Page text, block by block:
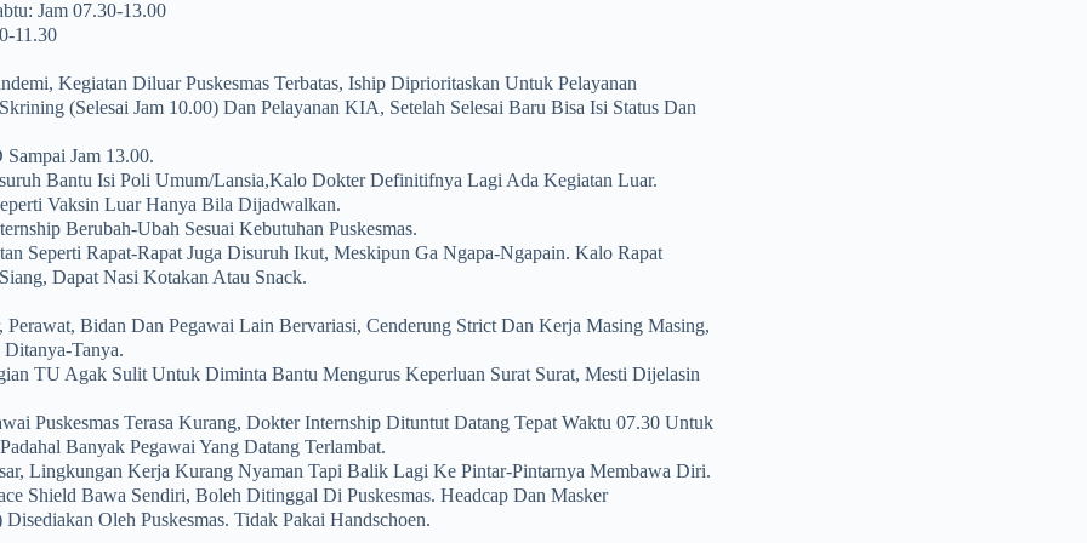
Jam 07.30-13.00
11.30
Kegiatan Diluar Puskesmas Terbatas, Iship Diprioritaskan Untuk Pelayanan
(selesai Jam 10.00) Dan Pelayanan KIA, Setelah Selesai Baru Bisa Isi Status Dan
Jam 13.00.
Bantu Isi Poli Umum/lansia,kalo Dokter Definitifnya Lagi Ada Kegiatan Luar.
Vaksin Luar Hanya Bila Dijadwalkan.
Berubah-Ubah Sesuai Kebutuhan Puskesmas.
Seperti Rapat-Rapat Juga Disuruh Ikut, Meskipun Ga Ngapa-Ngapain. Kalo Rapat
Dapat Nasi Kotakan Atau Snack.
Perawat, Bidan Dan Pegawai Lain Bervariasi, Cenderung Strict Dan Kerja Masing Masing,
Tanya.
TU Agak Sulit Untuk Diminta Bantu Mengurus Keperluan Surat Surat, Mesti Dijelasin
Puskesmas Terasa Kurang, Dokter Internship Dituntut Datang Tepat Waktu 07.30 Untuk
Banyak Pegawai Yang Datang Terlambat.
Lingkungan Kerja Kurang Nyaman Tapi Balik Lagi Ke Pintar-Pintarnya Membawa Diri.
Shield Bawa Sendiri, Boleh Ditinggal Di Puskesmas. Headcap Dan Masker
Oleh Puskesmas. Tidak Pakai Handschoen.